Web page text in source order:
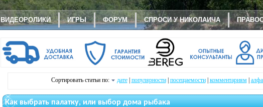
ВИДЕОРОЛИКИ ИГРЫ ФОРУМ СПРОСИ У НИКОЛАИЧА
Сортировать статьи по: дате| популярности| посещаемости| комментариям|
Как выбрать палатку, или выбор дома рыбака